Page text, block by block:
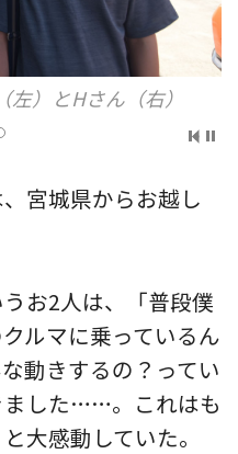
）とHさん（右）
宮城県からお越し
お2人は、「普段僕
ルマに乗っているん
動きするの？ってい
ました……。これはも
大感動していた。